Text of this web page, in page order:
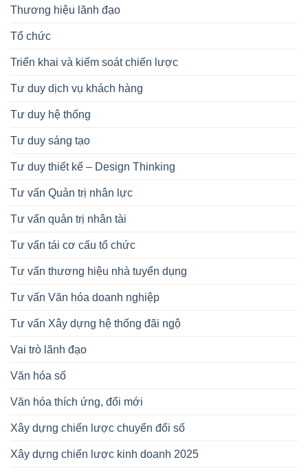
Thương hiệu lãnh đạo
Tổ chức
Triển khai và kiểm soát chiến lược
Tư duy dịch vụ khách hàng
Tư duy hệ thống
Tư duy sáng tạo
Tư duy thiết kế – Design Thinking
Tư vấn Quản trị nhân lực
Tư vấn quản trị nhân tài
Tư vấn tái cơ cấu tổ chức
Tư vấn thương hiệu nhà tuyển dụng
Tư vấn Văn hóa doanh nghiệp
Tư vấn Xây dựng hệ thống đãi ngộ
Vai trò lãnh đạo
Văn hóa số
Văn hóa thích ứng, đổi mới
Xây dựng chiến lược chuyển đổi số
Xây dựng chiến lược kinh doanh 2025